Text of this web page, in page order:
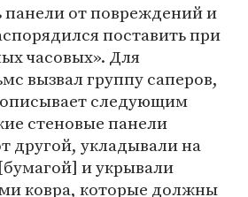
от повреждений и
поставить при
часовых». Для
вызвал группу саперов,
следующим
стеновые панели
другой, укладывали на
и укрывали
ковра, которые должны